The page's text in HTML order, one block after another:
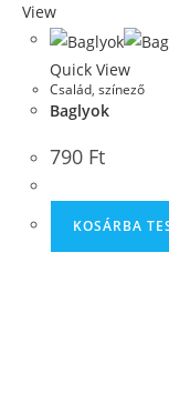
View
Quick View
Család, színező
Baglyok
790 Ft
KOSÁRBA